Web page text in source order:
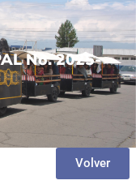
No. 2025-
Volver